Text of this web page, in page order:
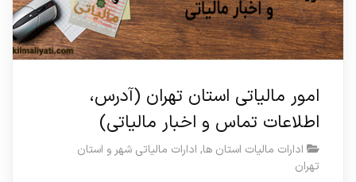
امور مالیاتی استان تهران (آدرس،
اطلاعات تماس و اخبار مالیاتی)
ادارات مالیات استان ها, ادارات مالیاتی شهر و استان
تهران